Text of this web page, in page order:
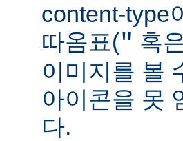
content-type
따옴표(" 혹
이미지를 볼
아이콘을 못
다.